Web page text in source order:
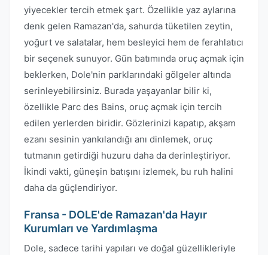
yiyecekler tercih etmek şart. Özellikle yaz aylarına
denk gelen Ramazan'da, sahurda tüketilen zeytin,
yoğurt ve salatalar, hem besleyici hem de ferahlatıcı
bir seçenek sunuyor. Gün batımında oruç açmak için
beklerken, Dole'nin parklarındaki gölgeler altında
serinleyebilirsiniz. Burada yaşayanlar bilir ki,
özellikle Parc des Bains, oruç açmak için tercih
edilen yerlerden biridir. Gözlerinizi kapatıp, akşam
ezanı sesinin yankılandığı anı dinlemek, oruç
tutmanın getirdiği huzuru daha da derinleştiriyor.
İkindi vakti, güneşin batışını izlemek, bu ruh halini
daha da güçlendiriyor.
Fransa - DOLE'de Ramazan'da Hayır
Kurumları ve Yardımlaşma
Dole, sadece tarihi yapıları ve doğal güzellikleriyle